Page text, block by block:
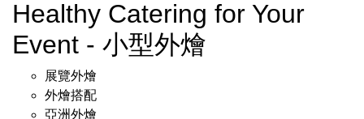
Healthy Catering for Your
Event - 小型外燴
展覽外燴
外燴搭配
亞洲外燴